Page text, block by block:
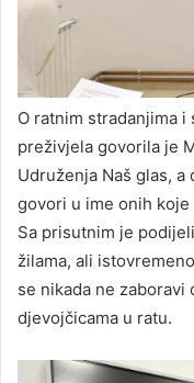
O ratnim stradanjima
preživjela govorila je
Udruženja Naš glas,
govori u ime onih
Sa prisutnim je
žilama, ali
se nikada ne zaboravi
djevojčicama u ratu.